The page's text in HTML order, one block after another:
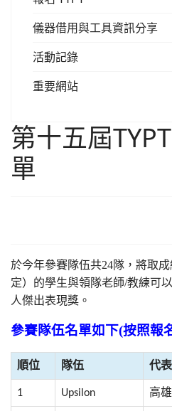
儀器借用與工具資訊分享
活動記錄
重要網站
第十五屆
單
於今年參賽隊伍共24隊，將取
定）的學生與領隊老師/教練可
人傑出表現獎。
參賽隊伍名單如下(按照報
順位 隊伍 代
1 Upsilon 高